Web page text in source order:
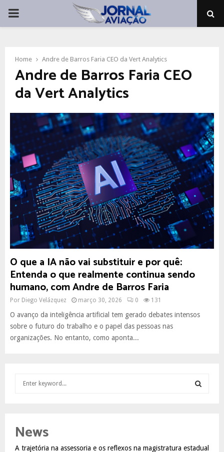
PRIMARY
Home Andre de Barros Faria CEO da Vert Analytics
Andre de Barros Faria CEO
da Vert Analytics
O que a IA não vai substituir e por quê:
Entenda o que realmente continua sendo
humano, com Andre de Barros Faria
Por Diego Velázquez março 30, 2026 0 131
O avanço da inteligência artificial tem gerado debates intensos
sobre o futuro do trabalho e o papel das pessoas nas
organizações. No entanto, como aponta...
h
A
News
A trajetória na assessoria e os reflexos na magistratura estadual